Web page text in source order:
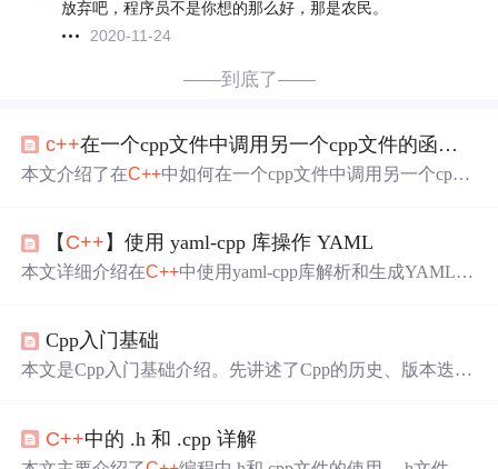
放弃吧，程序员不是你想的那么好，那是农民。
2020-11-24
——到底了——
c++在一个cpp文件中调用另一个cpp文件的函数的两种方法
本文介绍了在C++中如何在一个cpp文件中调用另一个cpp
程。 【 C++ 】使用 yaml-cpp 库操作 YAML
本文详细介绍在C++中使用yaml-cpp库解析和生成YAML格
装方式，最后给出生成和读取YAML的示例及编译命令。
Cpp入门基础
本文是Cpp入门基础介绍。先讲述了Cpp的历史、版本迭
了Cpp的hello world代码示例，并重点讲解了命名空间的定
义、价值和使用方式。
C++中的 .h 和 .cpp 详解